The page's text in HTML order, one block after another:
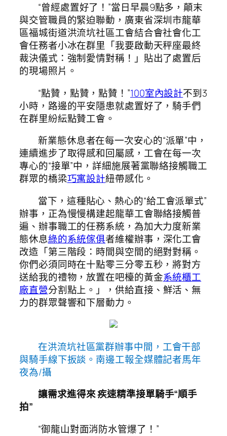
“曾經處置好了！”當日早晨9點多，顛末
與交管職員的緊迫聯動，廣東省深圳市龍華
區福城街道洪流坑社區工會結合會社會化工
會任務者小冰在群里「我要啟動天秤座最終
裁決儀式：強制愛情對稱！」貼出了處置后
的現場照片。
“點贊，點贊，點贊！”100室內設計不到3
小時，路邊的平安隱患就處置好了，騎手們
在群里紛紜點贊工會。
新業態休息者在每一次安心的“派單”中，
連續進步了取得感和回屬感，工會在每一次
專心的“接單”中，詳細施展著黨聯絡接觸職工
群眾的橋梁巧寓設計紐帶感化。
當下，這種貼心、熱心的“給工會派單式”
辦事，正為慢慢構建起龍華工會聯絡接觸普
遍、辦事職工的任務系統，為加大力度新業
態休息綠的系統傢俱者維權辦事，深化工會
改造「第三階段：時間與空間的絕對對稱。
你們必須同時在十點零三分零五秒，將對方
送給我的禮物，放置在吧檯的黃金系統櫃工
廠直營分割點上。」，供給直接、鮮活、無
力的群眾聲響和下層動力。
在洪流坑社區黨群辦事中間，工會干部
與騎手線下扳談。南邊工報全媒體記者馬年
夜為/攝
讓需求進得來 疾速精準接單騎手“順手
拍”
“御龍山對面消防水管爆了！”